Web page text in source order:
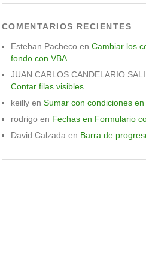
COMENTARIOS RECIENTES
Esteban Pacheco en Cambiar los
fondo con VBA
JUAN CARLOS CANDELARIO
Contar filas visibles
keillyen Sumar con condiciones en
rodrigo en Fechas en Formulario
David Calzada en Barra de